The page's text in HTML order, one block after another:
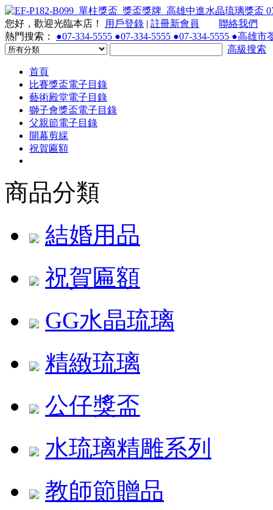
您好，歡迎光臨本店！ 用戶登錄 | 註冊新會員
聯絡我們
熱門搜索： ●07-334-5555 ●07-334-5555 ●07-334-5555 ●高雄
高級搜索
首頁
比賽獎盃電子目錄
藝術殿堂電子目錄
獅子會獎盃電子目錄
父親節電子目錄
開幕剪綵
祝賀匾額
商品分類
結婚用品
祝賀匾額
GG水晶琉璃
精緻琉璃
公仔獎盃
水琉璃精雕系列
教師節贈品